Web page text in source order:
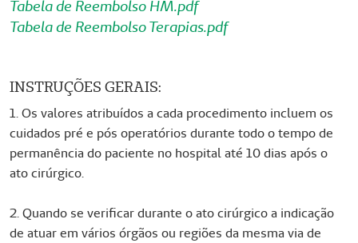
Tabela de Reembolso HM.pdf
Tabela de Reembolso Terapias.pdf
INSTRUÇÕES GERAIS:
1. Os valores atribuídos a cada procedimento incluem os
cuidados pré e pós operatórios durante todo o tempo de
permanência do paciente no hospital até 10 dias após o
ato cirúrgico.
2. Quando se verificar durante o ato cirúrgico a indicação
de atuar em vários órgãos ou regiões da mesma via de